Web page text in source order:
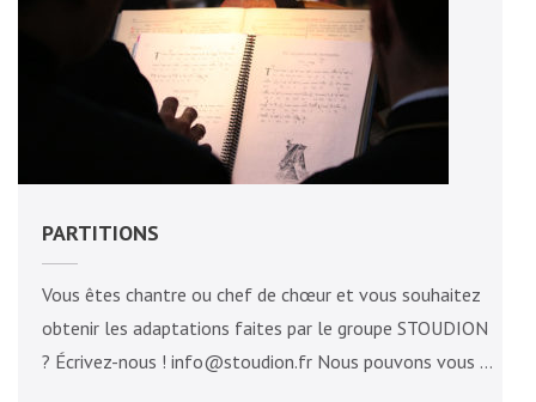
PARTITIONS
Vous êtes chantre ou chef de chœur et vous souhaitez
obtenir les adaptations faites par le groupe STOUDION
? Écrivez-nous ! info@stoudion.fr Nous pouvons vous …